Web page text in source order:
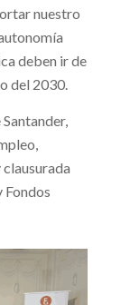
nuestro
deben ir de
del 2030.
Fondos